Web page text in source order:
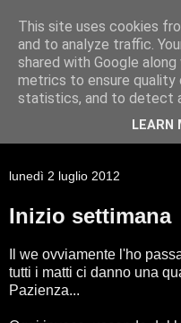
Racconti di
Giessista
lunedì 2 luglio 2012
Inizio settimana
Il we ovviamente l'ho
tutti i matti ci danno una
Pazienza...
This site uses cookies
and to analyze traffic.
shared with Google
metrics to ensure quality
statistics, and to detect
LEARN